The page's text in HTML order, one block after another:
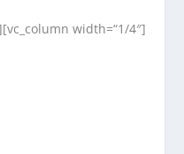
width=“1/4″]